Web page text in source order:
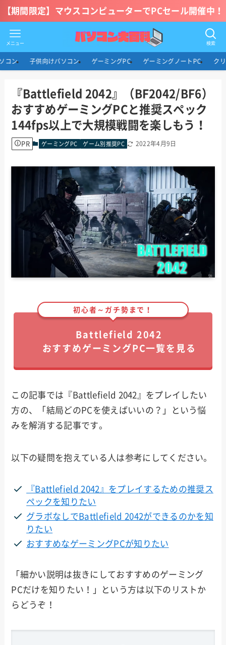
【期間限定】マウスコンピューターでPCセール開催中！
検索
メニュー
コン 子供向けパソコン ゲーミングPC ゲーミングノートPC ク
『Battlefield 2042』（BF2042/BF6）
おすすめゲーミングPCと推奨スペック
144fps以上で大規模戦闘を楽しもう！
PR ゲーミングPC ゲーム別推奨PC 2022年4月9日
初心者～ガチ勢まで！
Battlefield 2042
おすすめゲーミングPC一覧を見る
この記事では『Battlefield 2042』をプレイしたい
方の、「結局どのPCを使えばいいの？」という悩
みを解消する記事です。
以下の疑問を抱えている人は参考にしてください。
『Battlefield 2042』をプレイするための推奨ス
ペックを知りたい
グラボなしでBattlefield 2042ができるのかを知
りたい
おすすめなゲーミングPCが知りたい
「細かい説明は抜きにしておすすめのゲーミング
PCだけを知りたい！」という方は以下のリストか
らどうぞ！